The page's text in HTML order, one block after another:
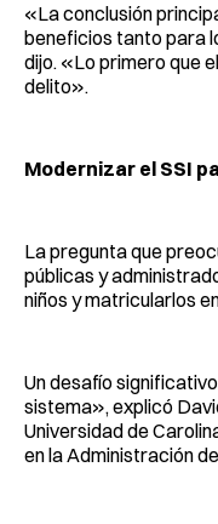
«La conclusión
beneficios tanto para
dijo. «Lo primero que
delito».
Modernizar el SSI
La pregunta que
públicas y
niños y matricularlos
Un desafío
sistema», explicó
Universidad de
en la Administración